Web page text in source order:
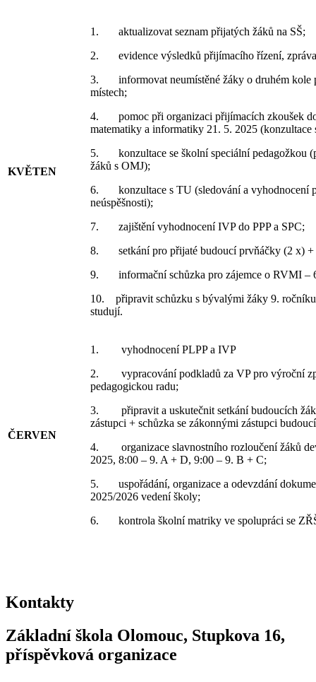
KVĚTEN
1. aktualizovat seznam přijatých žáků na SŠ;
2. evidence výsledků přijímacího řízení,
3. informovat neumístěné žáky o druhém kole
místech;
4. pomoc při organizaci přijímacích zkoušek
matematiky a informatiky 21. 5. 2025
5. konzultace se školní speciální pedagožkou
žáků s OMJ);
6. konzultace s TU (sledování a vyhodnocení
neúspěšnosti);
7. zajištění vyhodnocení IVP do PPP a SPC;
8. setkání pro přijaté budoucí prvňáčky (2 x) +
9. informační schůzka pro zájemce o RVMI –
10. připravit schůzku s bývalými žáky 9.
studují.
ČERVEN
1. vyhodnocení PLPP a IVP
2. vypracování podkladů za VP pro výroční
pedagogickou radu;
3. připravit a uskutečnit setkání budoucích
zástupci + schůzka se zákonnými zástupci
4. organizace slavnostního rozloučení žáků
2025, 8:00 – 9. A + D, 9:00 – 9. B + C;
5. uspořádání, organizace a odevzdání
2025/2026 vedení školy;
6. kontrola školní matriky ve spolupráci se
Kontakty
Základní škola Olomouc, Stupkova 16,
příspěvková organizace